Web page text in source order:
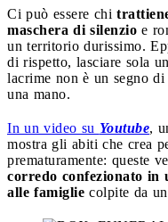
Ci può essere chi
maschera di silenzio e
un territorio durissimo.
di rispetto, lasciare sola
lacrime non è un segno
una mano.
In un video su Youtube,
mostra gli abiti che crea
prematuramente: queste
corredo confezionato in
alle famiglie colpite da